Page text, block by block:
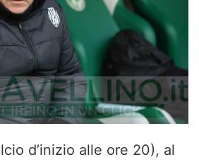
d’inizio alle ore 20), al